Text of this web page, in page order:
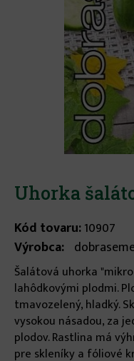
Uhorka
Kód tovaru:10907
Výrobca:
Šalátová uhorka
lahôdkovými plodmi.
tmavozelený, hladký.
vysokou násadou, za
plodov. Rastlina má
pre skleníky a fóliové